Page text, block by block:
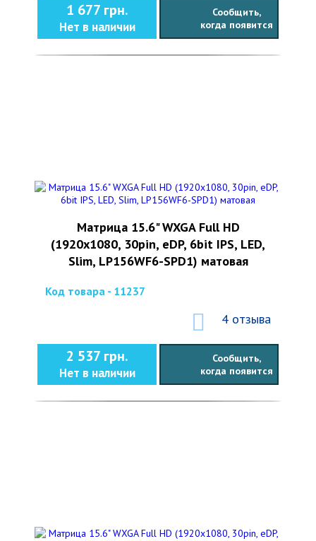
1 677 грн.
Нет в наличии
Сообщить,
когда появится
Матрица 15.6" WXGA Full HD
(1920x1080, 30pin, eDP, 6bit IPS, LED,
Slim, LP156WF6-SPD1) матовая
Код товара - 11237
4 отзыва
2 537 грн.
Нет в наличии
Сообщить,
когда появится